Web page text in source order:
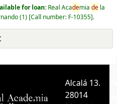
for loan: Real Academia dela
(1) Call number: F-10355 .
Alcalá 13.
28014